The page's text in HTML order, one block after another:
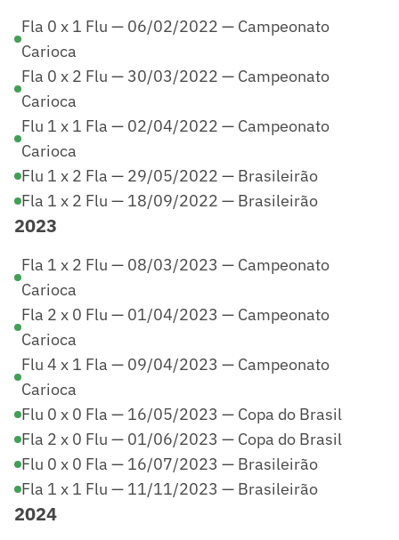
Fla 0 x 1 Flu — 06/02/2022 — Campeonato
Carioca
Fla 0 x 2 Flu — 30/03/2022 — Campeonato
Carioca
Flu 1 x 1 Fla — 02/04/2022 — Campeonato
Carioca
Flu 1 x 2 Fla — 29/05/2022 — Brasileirão
Fla 1 x 2 Flu — 18/09/2022 — Brasileirão
2023
Fla 1 x 2 Flu — 08/03/2023 — Campeonato
Carioca
Fla 2 x 0 Flu — 01/04/2023 — Campeonato
Carioca
Flu 4 x 1 Fla — 09/04/2023 — Campeonato
Carioca
Flu 0 x 0 Fla — 16/05/2023 — Copa do Brasil
Fla 2 x 0 Flu — 01/06/2023 — Copa do Brasil
Flu 0 x 0 Fla — 16/07/2023 — Brasileirão
Fla 1 x 1 Flu — 11/11/2023 — Brasileirão
2024